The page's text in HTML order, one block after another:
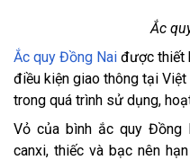
Ắc
Ắc quy Đồng Nai được thiết
điều kiện giao thông tại
trong quá trình sử dụng,
Vỏ của bình ắc quy Đồng
canxi, thiếc và bạc nên